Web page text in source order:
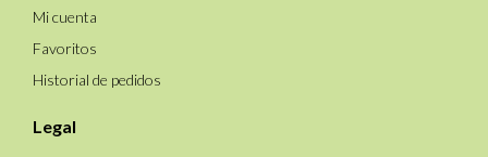
Mi cuenta
Favoritos
Historial de pedidos
Legal